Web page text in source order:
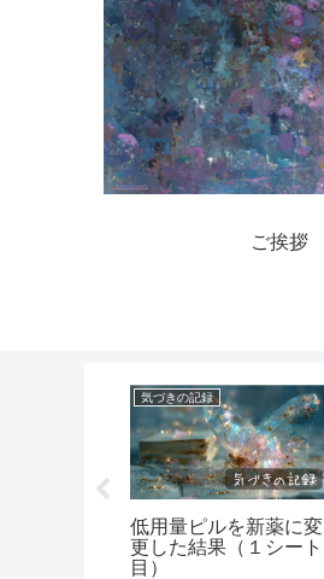
ご挨拶
気づきの記録
低用量ピルを新薬に変
更した結果（１シート
目）